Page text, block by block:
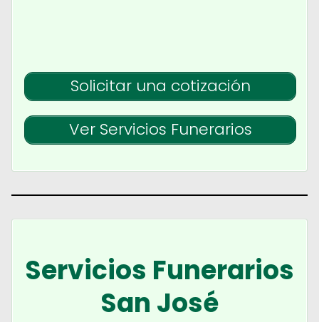
Solicitar una cotización
Ver Servicios Funerarios
Servicios Funerarios
San José